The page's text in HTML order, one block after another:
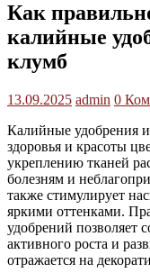
Как
калийные
клумб
13.09.2025 admin 0
Калийные удобрения
здоровья и красоты
укреплению тканей
болезням и
также стимулирует
яркими оттенками.
удобрений позволяет
активного роста и
отражается на